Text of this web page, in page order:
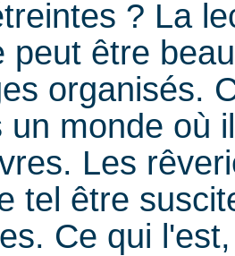
? La
peut être
organisés.
un monde où
Les
tel être
Ce qui